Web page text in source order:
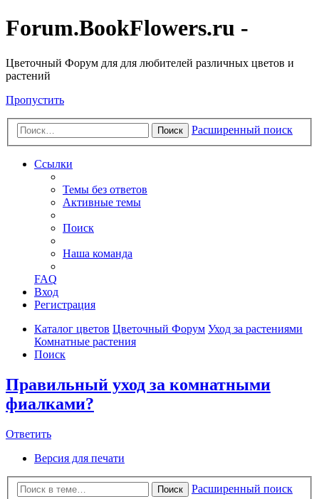
Forum.BookFlowers.ru -
Цветочный Форум для для любителей различных цветов и
растений
Пропустить
Поиск Расширенный поиск
Ссылки
Темы без ответов
Активные темы
Поиск
Наша команда
FAQ
Вход
Регистрация
Каталог цветов Цветочный Форум Уход за растениями
Комнатные растения
Поиск
Правильный уход за комнатными
фиалками?
Ответить
Версия для печати
Поиск
Расширенный поиск